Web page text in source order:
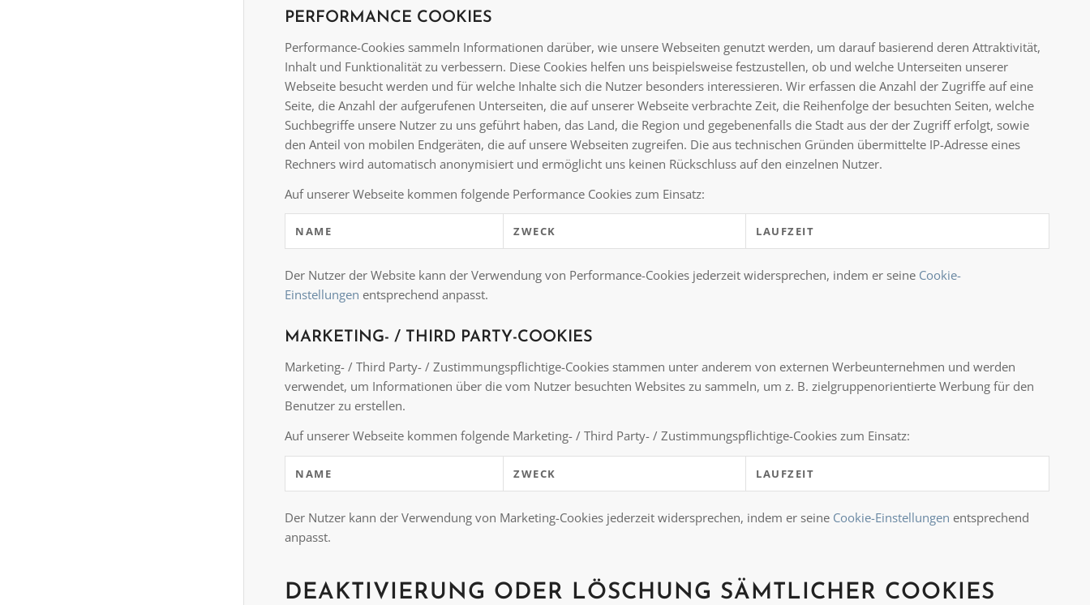
PERFORMANCE COOKIES
Performance-Cookies sammeln Informationen darüber, wie unsere Webseiten genutzt werden, um darauf basierend deren Attraktivität,
Inhalt und Funktionalität zu verbessern. Diese Cookies helfen uns beispielsweise festzustellen, ob und welche Unterseiten unserer
Webseite besucht werden und für welche Inhalte sich die Nutzer besonders interessieren. Wir erfassen die Anzahl der Zugriffe auf eine
Seite, die Anzahl der aufgerufenen Unterseiten, die auf unserer Webseite verbrachte Zeit, die Reihenfolge der besuchten Seiten, welche
Suchbegriffe unsere Nutzer zu uns geführt haben, das Land, die Region und gegebenenfalls die Stadt aus der der Zugriff erfolgt, sowie
den Anteil von mobilen Endgeräten, die auf unsere Webseiten zugreifen. Die aus technischen Gründen übermittelte IP-Adresse eines
Rechners wird automatisch anonymisiert und ermöglicht uns keinen Rückschluss auf den einzelnen Nutzer.
Auf unserer Webseite kommen folgende Performance Cookies zum Einsatz:
NAME ZWECK LAUFZEIT
Der Nutzer der Website kann der Verwendung von Performance-Cookies jederzeit widersprechen, indem er seine Cookie-
Einstellungen entsprechend anpasst.
MARKETING- / THIRD PARTY-COOKIES
Marketing- / Third Party- / Zustimmungspflichtige-Cookies stammen unter anderem von externen Werbeunternehmen und werden
verwendet, um Informationen über die vom Nutzer besuchten Websites zu sammeln, um z. B. zielgruppenorientierte Werbung für den
Benutzer zu erstellen.
Auf unserer Webseite kommen folgende Marketing- / Third Party- / Zustimmungspflichtige-Cookies zum Einsatz:
NAME ZWECK LAUFZEIT
Der Nutzer kann der Verwendung von Marketing-Cookies jederzeit widersprechen, indem er seine Cookie-Einstellungen entsprechend
anpasst.
DEAKTIVIERUNG ODER LÖSCHUNG SÄMTLICHER COOKIES